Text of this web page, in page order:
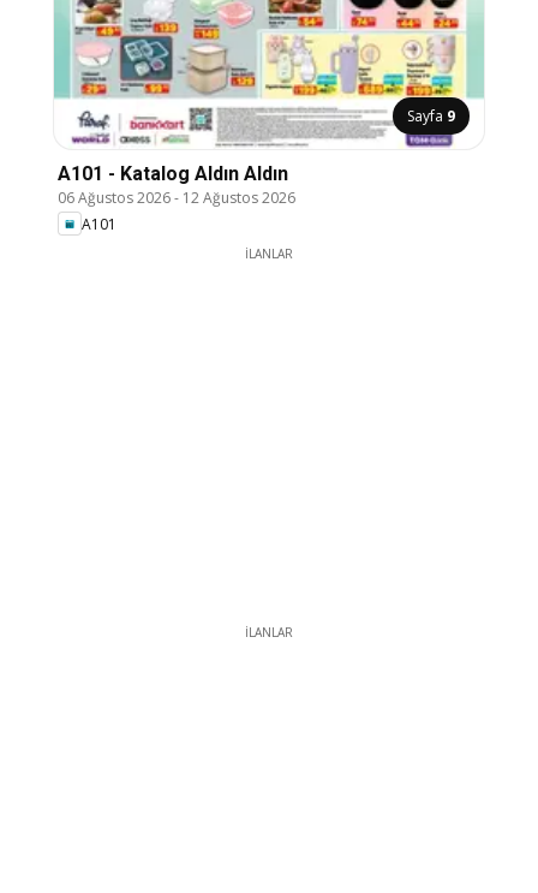
Sayfa 9
A101 - Katalog Aldın Aldın
06 Ağustos 2026- 12 Ağustos 2026
A101
İLANLAR
İLANLAR